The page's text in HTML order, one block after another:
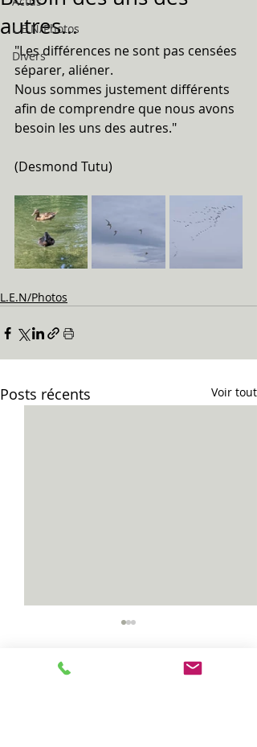
L.E.N/Photos
Divers
autres...
"Les différences ne sont pas censées
séparer, aliéner.
Nous sommes justement différents
afin de comprendre que nous avons
besoin les uns des autres."
(Desmond Tutu)
L.E.N/Photos
Posts récents Voir tout
Vias...